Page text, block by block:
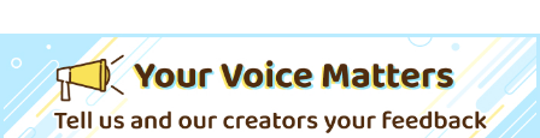
い 1
講談社
792円（税込）